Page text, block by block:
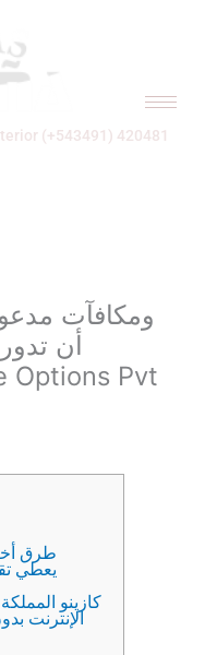
(+543491) 420481
Options Pvt
طرق
كازينو
الإنترنت